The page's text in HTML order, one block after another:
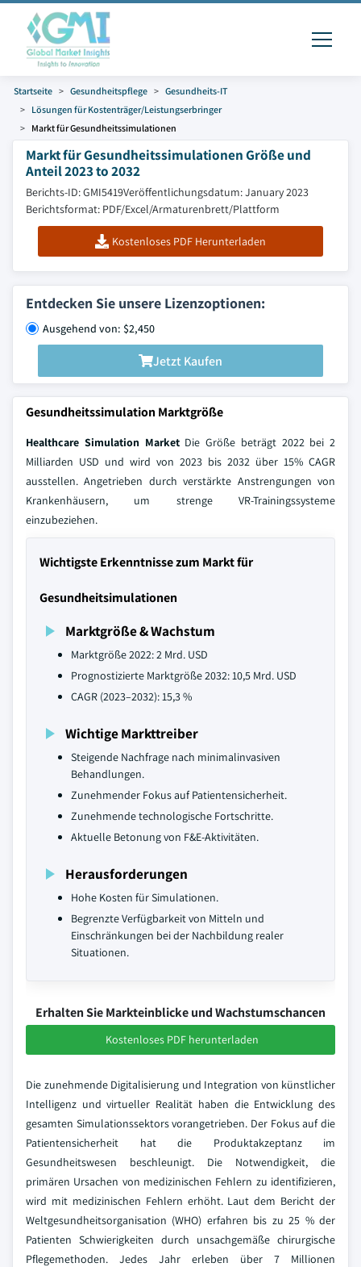
Startseite Gesundheitspflege
Gesundheits-IT
Lösungen für Kostenträger/Leistungserbringer
Markt für Gesundheitssimulationen
Markt für Gesundheitssimulationen Größe und
Anteil 2023 to 2032
Berichts-ID: GMI5419Veröffentlichungsdatum: January 2023
Berichtsformat: PDF/Excel/Armaturenbrett/Plattform
Kostenloses PDF Herunterladen
Entdecken Sie unsere Lizenzoptionen:
Ausgehend von: $2,450
Jetzt Kaufen
Gesundheitssimulation Marktgröße
Healthcare Simulation MarketDie Größe beträgt 2022 bei 2
Milliarden USD und wird von 2023 bis 2032 über 15% CAGR
ausstellen. Angetrieben durch verstärkte Anstrengungen von
Krankenhäusern, um strenge VR-Trainingssysteme
einzubeziehen.
Wichtigste Erkenntnisse zum Markt für
Gesundheitsimulationen
Marktgröße & Wachstum
Marktgröße 2022: 2 Mrd. USD
Prognostizierte Marktgröße 2032: 10,5 Mrd. USD
CAGR (2023–2032): 15,3 %
Wichtige Markttreiber
Steigende Nachfrage nach minimalinvasiven
Behandlungen.
Zunehmender Fokus auf Patientensicherheit.
Zunehmende technologische Fortschritte.
Aktuelle Betonung von F&E-Aktivitäten.
Herausforderungen
Hohe Kosten für Simulationen.
Begrenzte Verfügbarkeit von Mitteln und
Einschränkungen bei der Nachbildung realer
Situationen.
Erhalten Sie Markteinblicke und Wachstumschancen
Kostenloses PDF herunterladen
Die zunehmende Digitalisierung und Integration von künstlicher
Intelligenz und virtueller Realität haben die Entwicklung des
gesamten Simulationssektors vorangetrieben. Der Fokus auf die
Patientensicherheit hat die Produktakzeptanz im
Gesundheitswesen beschleunigt. Die Notwendigkeit, die
primären Ursachen von medizinischen Fehlern zu identifizieren,
wird mit medizinischen Fehlern erhöht. Laut dem Bericht der
Weltgesundheitsorganisation (WHO) erfahren bis zu 25 % der
Patienten Schwierigkeiten durch unsachgemäße chirurgische
Pflegemethoden. Jedes Jahr erleben über 7 Millionen